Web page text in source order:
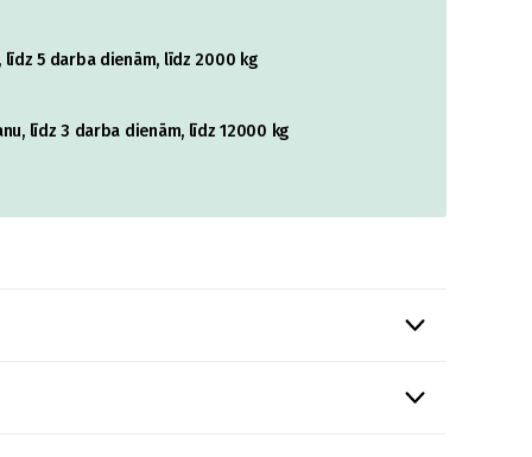
5 darba dienām, līdz 2000 kg
līdz 3 darba dienām, līdz 12000 kg